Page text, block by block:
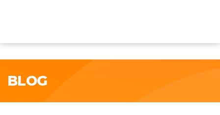
BLOG